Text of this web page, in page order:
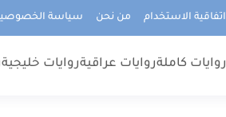
اتفاقية الاستخدام من نحن سياسة
روايات كاملةروايات عراقيةروايات خليجية